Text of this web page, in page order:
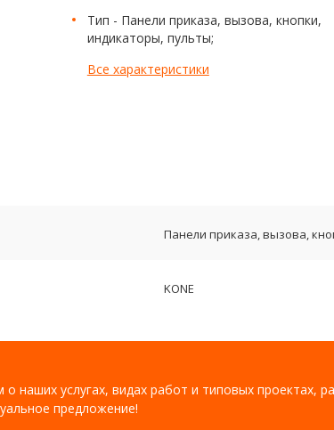
Тип - Панели приказа, вызова, кнопки,
индикаторы, пульты;
Все характеристики
Панели приказа, вызова,
KONE
наших услугах, видах работ и типовых проектах,
предложение!